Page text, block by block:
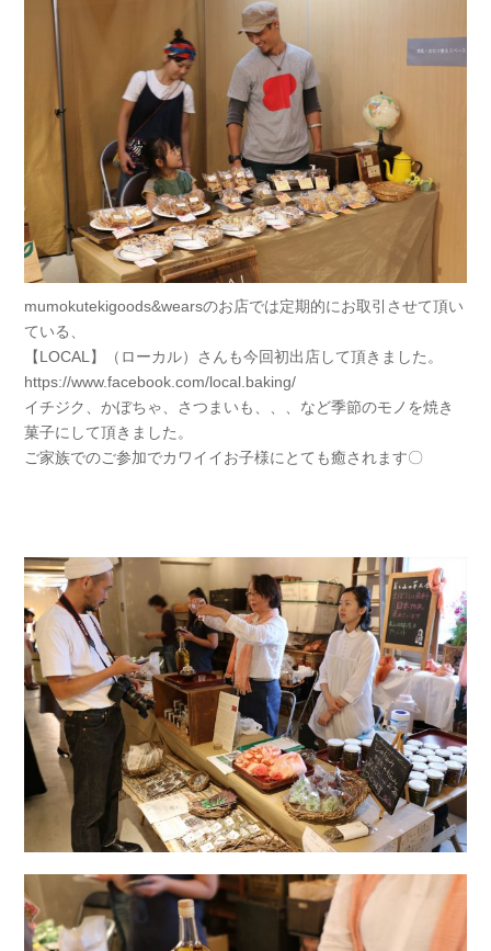
mumokutekigoods&wearsのお店では定期的にお取引させて頂い
ている、
【LOCAL】（ローカル）さんも今回初出店して頂きました。
https://www.facebook.com/local.baking/
イチジク、かぼちゃ、さつまいも、、、など季節のモノを焼き
菓子にして頂きました。
ご家族でのご参加でカワイイお子様にとても癒されます〇